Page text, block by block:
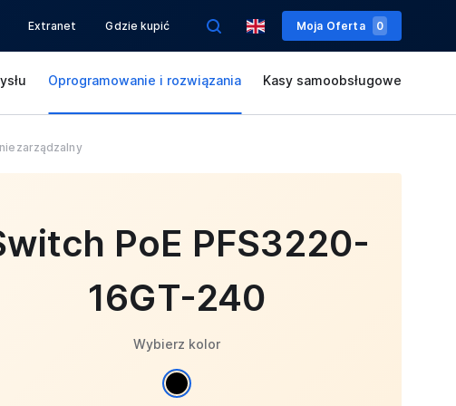
Extranet Gdzie kupić Moja Oferta 0
Oprogramowanie i rozwiązania Kasy samoobsługowe
PoE PFS3220-
16GT-240
Wybierz kolor